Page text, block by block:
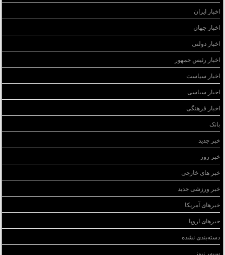
اخبار ایران
اخبار جهان
اخبار دولتی
اخبار رئیس جمهور
اخبار سیاست
اخبار سیاسی
اخبار فرهنگی
بانک
خبر جدید
خبر روز
خبر های خارجی
خبر ورزشی جدید
خبرهای آمریکا
خبرهای اروپا
دسته‌بندی نشده
سپهر نیوز